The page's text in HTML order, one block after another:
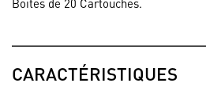
Boîtes de 20 Cartouches.
CARACTÉRISTIQUES